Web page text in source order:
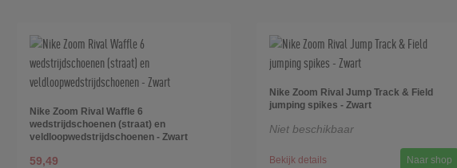
Nike Zoom Rival Waffle 6
wedstrijdschoenen (straat) en
veldloopwedstrijdschoenen - Zwart
59,49
Nike Zoom Rival Jump Track & Field
jumping spikes - Zwart
Niet beschikbaar
Bekijk details Naar shop